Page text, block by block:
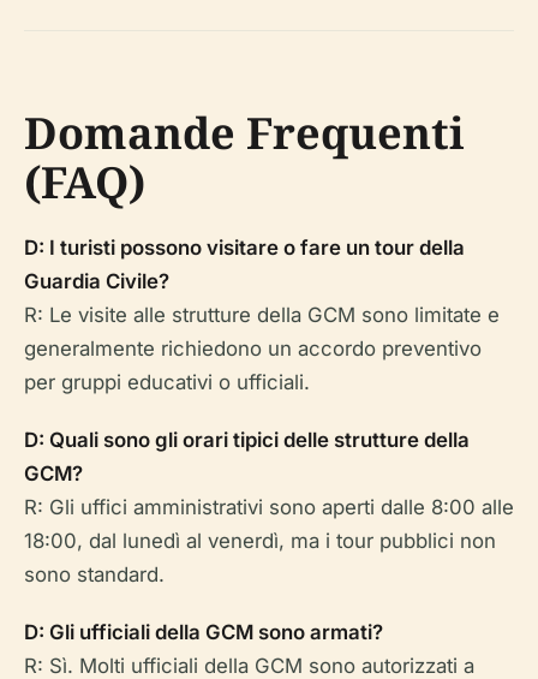
Domande Frequenti
(FAQ)
D: I turisti possono visitare o fare un tour della
Guardia Civile?
R: Le visite alle strutture della GCM sono limitate e
generalmente richiedono un accordo preventivo
per gruppi educativi o ufficiali.
D: Quali sono gli orari tipici delle strutture della
GCM?
R: Gli uffici amministrativi sono aperti dalle 8:00 alle
18:00, dal lunedì al venerdì, ma i tour pubblici non
sono standard.
D: Gli ufficiali della GCM sono armati?
R: Sì. Molti ufficiali della GCM sono autorizzati a